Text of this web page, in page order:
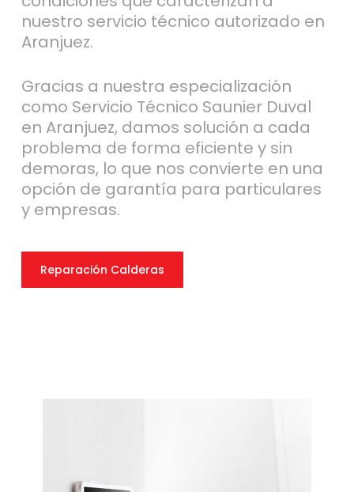
nuestro servicio técnico autorizado en
Aranjuez.
Gracias a nuestra especialización
como Servicio Técnico Saunier Duval
en Aranjuez, damos solución a cada
problema de forma eficiente y sin
demoras, lo que nos convierte en una
opción de garantía para particulares
y empresas.
Reparación Calderas